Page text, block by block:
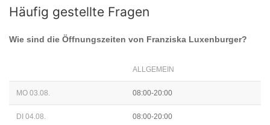
Häufig gestellte Fragen
Wie sind die Öffnungszeiten von Franziska Luxenburger?
ALLGEMEIN
MO 03.08. 08:00-20:00
DI 04.08. 08:00-20:00